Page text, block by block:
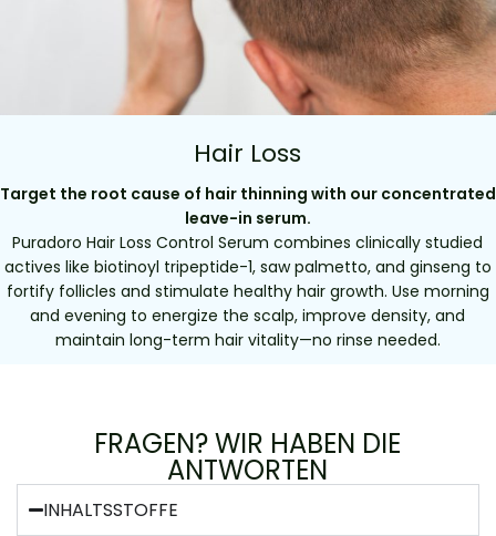
Hair Loss
Target the root cause of hair thinning with our concentrated
leave-in serum.
Puradoro Hair Loss Control Serum combines clinically studied
actives like biotinoyl tripeptide-1, saw palmetto, and ginseng to
fortify follicles and stimulate healthy hair growth. Use morning
and evening to energize the scalp, improve density, and
maintain long-term hair vitality—no rinse needed.
FRAGEN? WIR HABEN DIE
ANTWORTEN
INHALTSSTOFFE